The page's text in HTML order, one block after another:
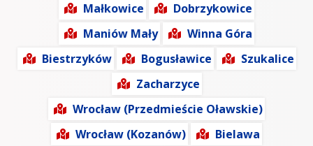
Małkowice
Dobrzykowice
Maniów Mały
Winna Góra
Biestrzyków
Bogusławice
Szukalice
Zacharzyce
Wrocław (Przedmieście Oławskie)
Wrocław (Kozanów)
Bielawa